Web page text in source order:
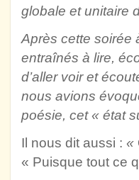
globale et unitaire
Après cette soirée
entraînés à lire,
d’aller voir et
nous avions
poésie, cet « état
Il nous dit aussi : «
« Puisque tout ce